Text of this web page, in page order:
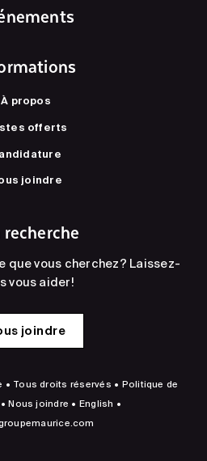
À propos
offerts
joindre
que vous cherchez? Laissez-
vous aider!
joindre
• Tous droits réservés • Politique de
•Nous joindre • English •